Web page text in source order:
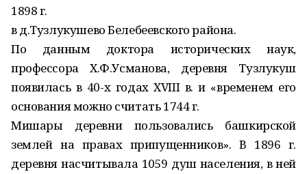
1898 г.
в д.Тузлукушево Белебеевского района.
По данным доктора исторических наук,
профессора Х.Ф.Усманова, деревня Тузлукуш
появилась в 40-х годах XVIII в. и «временем его
основания можно считать 1744 г.
Мишары деревни пользовались башкирской
землей на правах припущенников». В 1896 г.
деревня насчитывала 1059 душ населения, в ней